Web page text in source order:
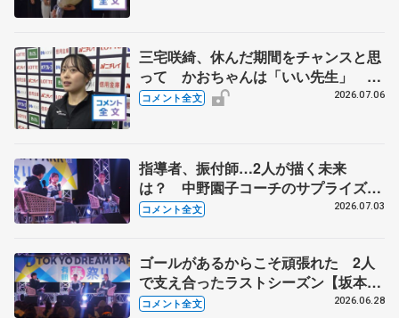
三宅咲綺、休んだ期間をチャンスと思
って かおちゃんは「いい先生」
【全日本シニア強化合宿】
コメント全文 2026.07.06
指導者、振付師…2人が描く未来
は？ 中野園子コーチのサプライズメ
ッセージも【坂本花織・樋口新葉
コメント全文 2026.07.03
ゴールがあるからこそ頑張れた 2人
で支え合ったラストシーズン【坂本花
織・樋口新葉GETSPORTSトークショ
コメント全文 2026.06.28